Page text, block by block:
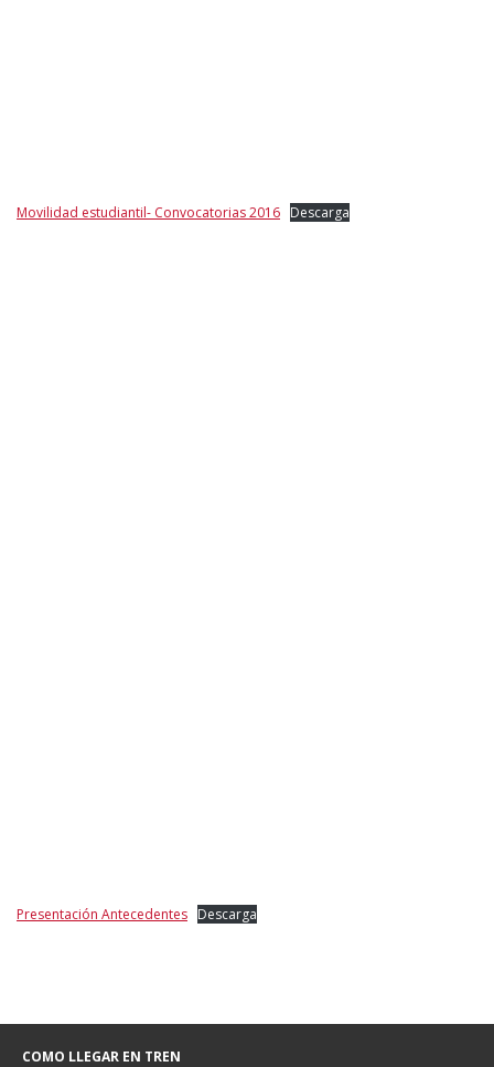
Movilidad estudiantil- Convocatorias 2016 Descarga
Presentación Antecedentes Descarga
COMO LLEGAR EN TREN